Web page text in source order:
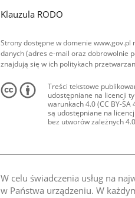
W celu świadczenia usług na
w Państwa urządzeniu. W
Klauzula RODO
Strony dostępne w domenie
danych (adres e-mail oraz dobrowolnie
znajdują się w ich politykach
Treści tekstowe
udostępniane na licencji
warunkach 4.0 (CC BY-
są udostępniane na
bez utworów zależnych